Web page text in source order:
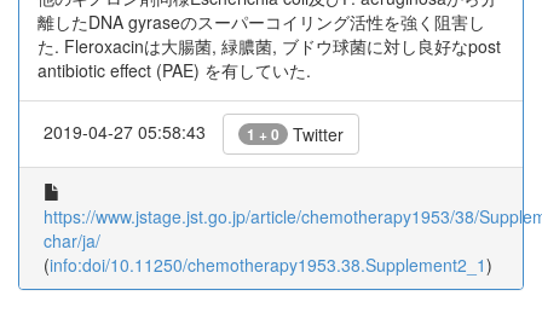
離したDNA gyraseのスーパーコイリング活性を強く阻害し
た. Fleroxacinは大腸菌, 緑膿菌, ブドウ球菌に対し良好なpost
antibiotic effect (PAE) を有していた.
2019-04-27 05:58:43 1 + 0 Twitter
https://www.jstage.jst.go.jp/article/chemotherapy1953/38/
char/ja/
(info:doi/10.11250/chemotherapy1953.38.Supplement2_1)